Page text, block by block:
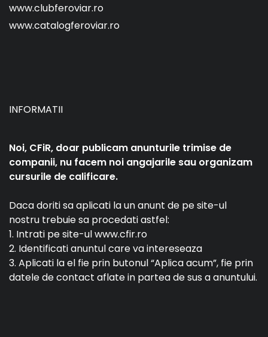
www.clubferoviar.ro
www.catalogferoviar.ro
INFORMATII
Noi, CFiR, doar publicam anunturile trimise de
companii, nu facem noi angajarile sau organizam
cursurile de calificare.
Daca doriti sa aplicati la un anunt de pe site-ul
nostru trebuie sa procedati astfel:
1. Intrati pe site-ul www.cfir.ro
2. Identificati anuntul care va intereseaza
3. Aplicati la el fie prin butonul “Aplica acum”, fie prin
datele de contact aflate in partea de sus a anuntului.